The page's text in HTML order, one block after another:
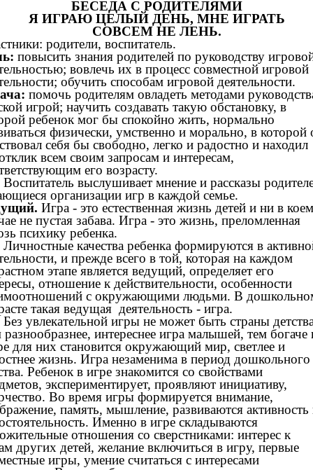
БЕСЕДА С РОДИТЕЛЯМИ
Я ИГРАЮ ЦЕЛЫЙ ДЕНЬ, МНЕ ИГРАТЬ
СОВСЕМ НЕ ЛЕНЬ.
родители, воспитатель.
повысить знания родителей по руководству
вовлечь их в процесс совместной игровой
обучить способам игровой деятельности.
помочь родителям овладеть методами
игрой; научить создавать такую обстановку, в
ребенок мог бы спокойно жить, нормально
физически, умственно и морально, в которой
себя бы свободно, легко и радостно и находил
всем своим запросам и интересам,
его возрасту.
выслушивает мнение и рассказы
организации игр в каждой семье.
Игра - это естественная жизнь детей и ни в
не пустая забава. Игра - это жизнь, преломленная
психику ребенка.
качества ребенка формируются в
и прежде всего в той, которая на каждом
этапе является ведущий, определяет его
отношение к действительности, особенности
с окружающими людьми. В
такая ведущая деятельность - игра.
увлекательной игры не может быть страны
интереснее игра малышей, тем богаче
для них становится окружающий мир, светлее и
жизнь. Игра незаменима в период дошкольного
Ребенок в игре знакомится со свойствами
экспериментирует, проявляют инициативу,
Во время игры формируется внимание,
память, мышление, развиваются активность
Именно в игре складываются
отношения со сверстниками: интерес к
других детей, желание включиться в игру, первые
игры, умение считаться с интересами